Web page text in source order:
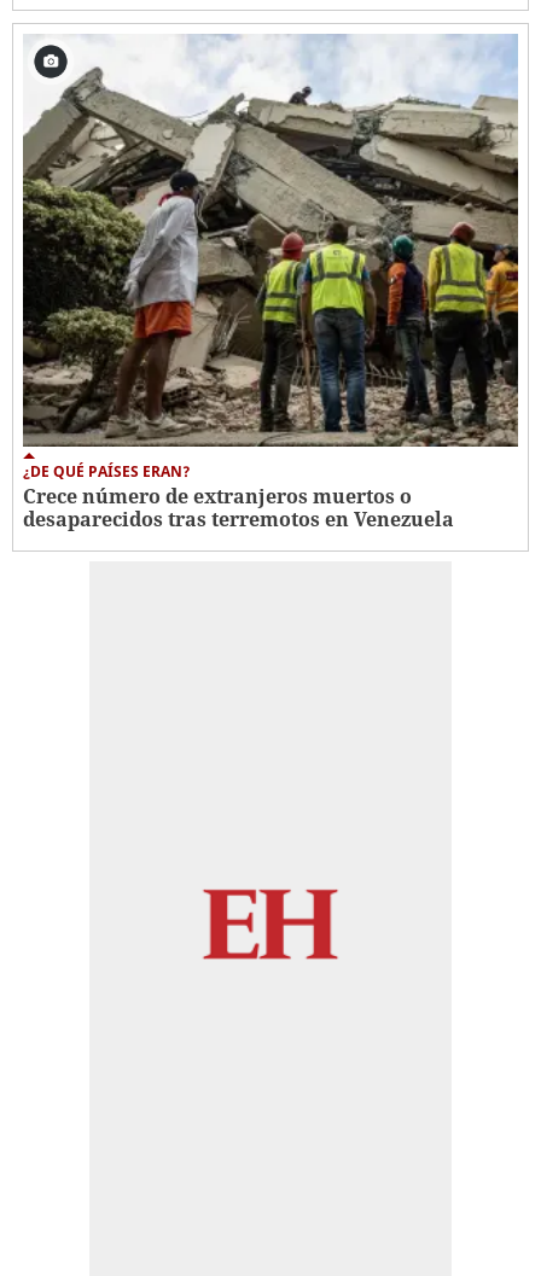
¿DE QUÉ PAÍSES ERAN?
Crece número de extranjeros muertos o
desaparecidos tras terremotos en Venezuela